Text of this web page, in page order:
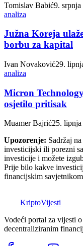
Tomislav Babić9. srpnja
analiza
Južna Koreja
borbu za kapital
Ivan Novaković29.
analiza
Micron
osjetilo pritisak
Muamer Bajrić25. lipnja
Upozorenje: Sadržaj
investicijski ili porezni
investicije i možete
Prije bilo kakve
financijskim
KriptoVijesti
Vodeći portal za vijesti
decentraliziranim